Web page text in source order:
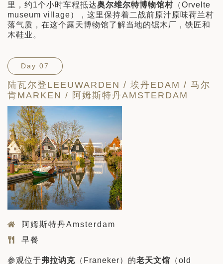
里，约1个小时车程抵达奥尔维尔特博物馆村 （Orvelte
museum village），这里保持着二战前原汁原味荷兰村
落气质，在这个露天博物馆了解当地的锯木厂，铁匠和
木鞋业。
Day 07
陆瓦尔登LEEUWARDEN / 埃丹EDAM / 马尔
肯MARKEN / 阿姆斯特丹AMSTERDAM
阿姆斯特丹Amsterdam
早餐
参观位于弗拉讷克 （Franeker）的老天文馆 （old